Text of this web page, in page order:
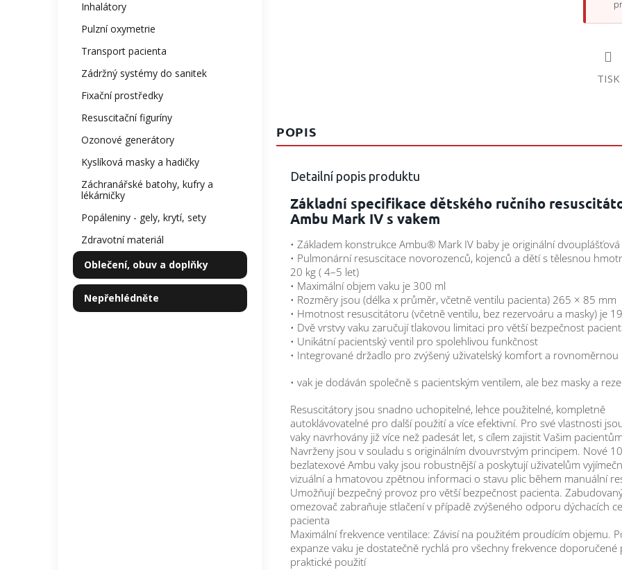
Inhalátory
Pulzní oxymetrie
Transport pacienta
Zádržný systémy do sanitek
Fixační prostředky
Resuscitační figuríny
Ozonové generátory
Kyslíková masky a hadičky
Záchranářské batohy, kufry a
lékárničky
Popáleniny - gely, krytí, sety
Zdravotní materiál
Oblečení, obuv a doplňky
Nepřehlédněte
TISK
POPIS
Detailní popis produktu
Základní specifikace dětského ručního
Ambu Mark IV s vakem
• Základem konstrukce Ambu® Mark IV baby je originální
• Pulmonární resuscitace novorozenců, kojenců a dětí s tělesnou
20 kg ( 4–5 let)
• Maximální objem vaku je 300 ml
• Rozměry jsou (délka x průměr, včetně ventilu pacienta) 265 × 85 mm
• Hmotnost resuscitátoru (včetně ventilu, bez rezervoáru a masky) je
• Dvě vrstvy vaku zaručují tlakovou limitaci pro větší bezpečnost
• Unikátní pacientský ventil pro spolehlivou funkčnost
• Integrované držadlo pro zvýšený uživatelský komfort a rovnoměrnou
• vak je dodáván společně s pacientským ventilem, ale bez masky a
Resuscitátory jsou snadno uchopitelné, lehce použitelné, kompletně
autoklávovatelné pro další použití a více efektivní. Pro své vlastnosti
vaky navrhovány již více než padesát let, s cílem zajistit Vašim
Navrženy jsou v souladu s originálním dvouvrstvým principem. Nové
bezlatexové Ambu vaky jsou robustnější a poskytují uživatelům
vizuální a hmatovou zpětnou informaci o stavu plic během manuální
Umožňují bezpečný provoz pro větší bezpečnost pacienta.
omezovač zabraňuje stlačení v případě zvýšeného odporu dýchacích
pacienta
Maximální frekvence ventilace: Závisí na použitém proudícím objemu.
expanze vaku je dostatečně rychlá pro všechny frekvence doporučené
praktické použití